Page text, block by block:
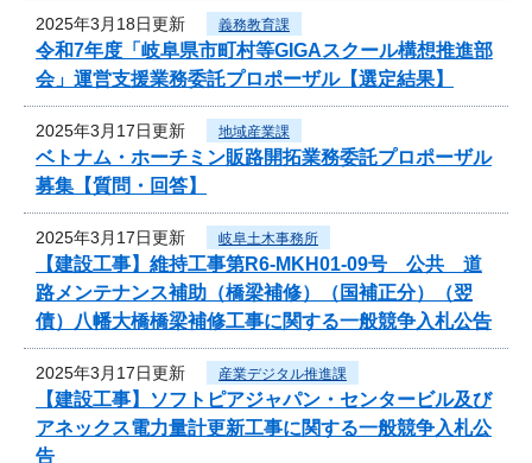
2025年3月18日更新 義務教育課
令和7年度「岐阜県市町村等GIGAスクール構想推進部
会」運営支援業務委託プロポーザル【選定結果】
2025年3月17日更新 地域産業課
ベトナム・ホーチミン販路開拓業務委託プロポーザル
募集【質問・回答】
2025年3月17日更新 岐阜土木事務所
【建設工事】維持工事第R6-MKH01-09号 公共 道
路メンテナンス補助（橋梁補修）（国補正分）（翌
債）八幡大橋橋梁補修工事に関する一般競争入札公告
2025年3月17日更新 産業デジタル推進課
【建設工事】ソフトピアジャパン・センタービル及び
アネックス電力量計更新工事に関する一般競争入札公
告